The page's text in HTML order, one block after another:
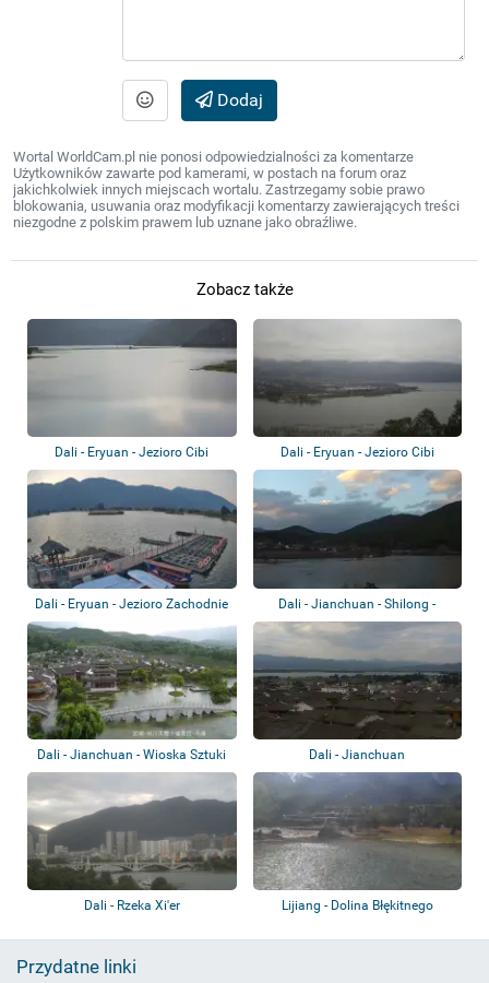
Dodaj
Wortal WorldCam.pl nie ponosi odpowiedzialności za komentarze
Użytkowników zawarte pod kamerami, w postach na forum oraz
jakichkolwiek innych miejscach wortalu. Zastrzegamy sobie prawo
blokowania, usuwania oraz modyfikacji komentarzy zawierających treści
niezgodne z polskim prawem lub uznane jako obraźliwe.
Zobacz także
Dali - Eryuan - Jezioro Cibi Dali - Eryuan - Jezioro Cibi
Dali - Eryuan - Jezioro Zachodnie
Dali - Jianchuan - Shilong -
Zbiornik wo...
Dali - Jianchuan - Wioska Sztuki
Rzeźby...
Dali - Jianchuan
Dali - Rzeka Xi'er
Lijiang - Dolina Błękitnego
Przydatne linki